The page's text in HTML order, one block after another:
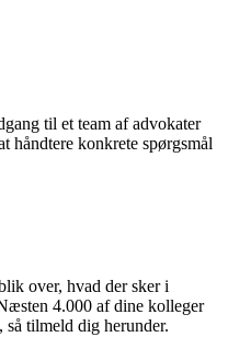
til et team af advokater
håndtere konkrete spørgsmål
over, hvad der sker i
4.000 af dine kolleger
tilmeld dig herunder.